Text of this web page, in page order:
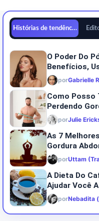
Histórias de tendências
O Poder Do
Benefícios,
porGabrielle
Como Posso
Perdendo
porJulie
As 7
Gordura
porUttam
A Dieta Do
Ajudar Você
porNebadita